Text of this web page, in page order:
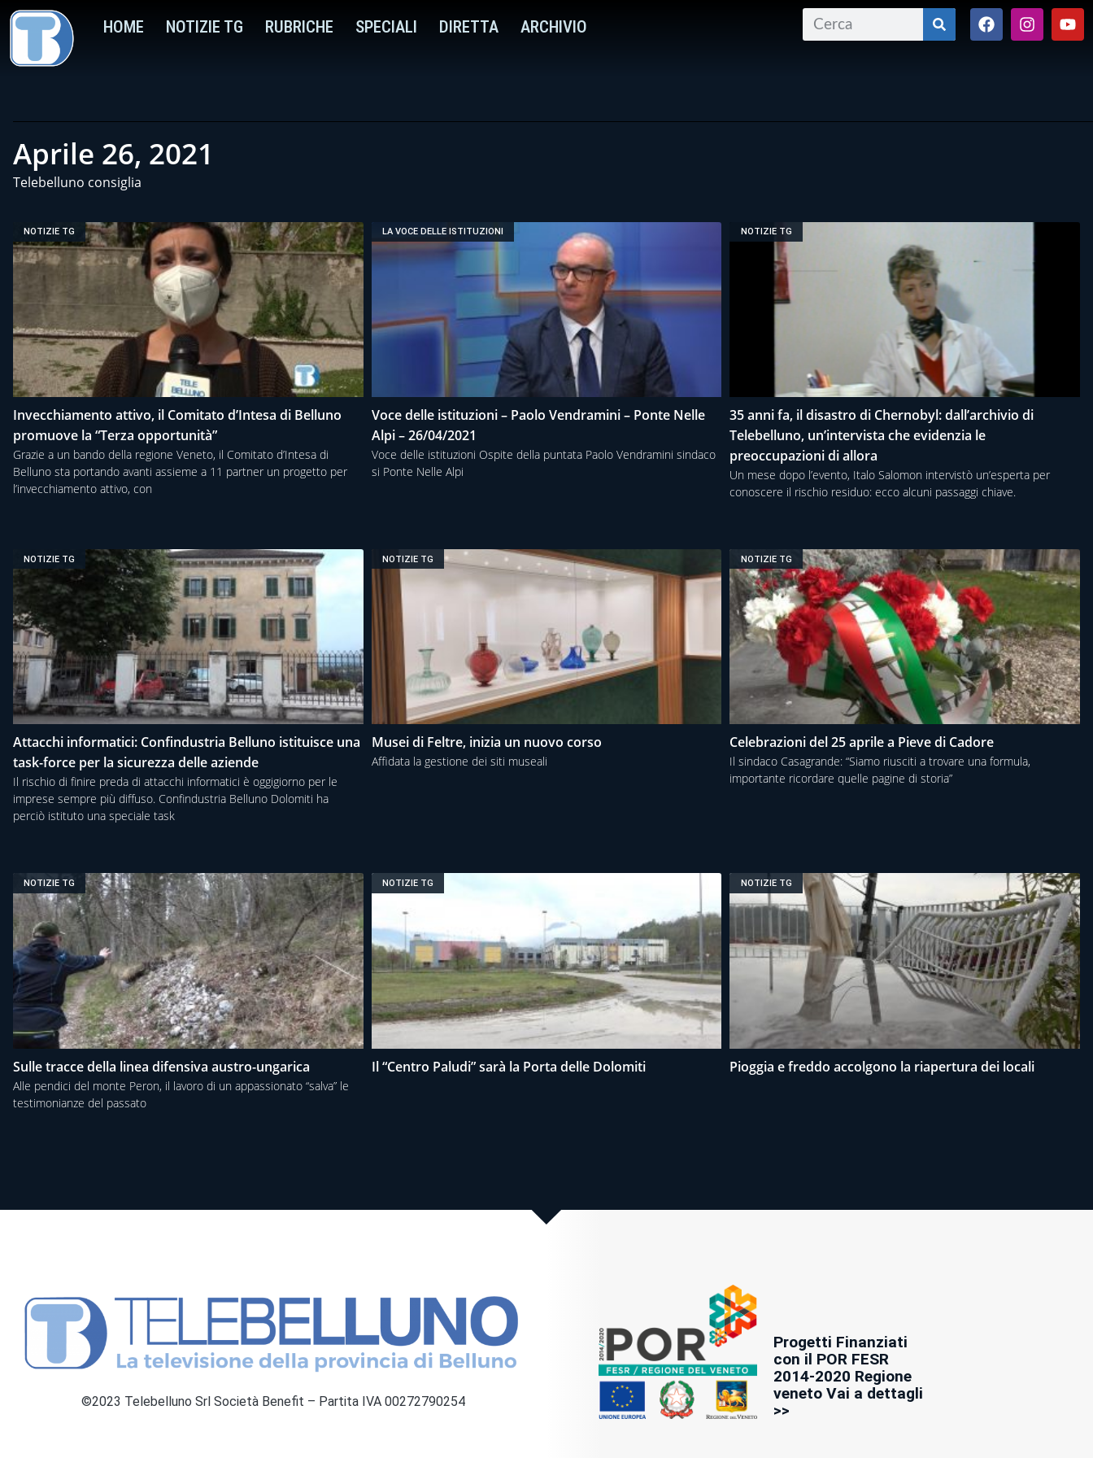
HOME NOTIZIE TG RUBRICHE SPECIALI DIRETTA ARCHIVIO
Aprile 26, 2021
Telebelluno consiglia
NOTIZIE TG
Invecchiamento attivo, il Comitato d’Intesa di Belluno
promuove la “Terza opportunità”
Grazie a un bando della regione Veneto, il Comitato d’Intesa di
Belluno sta portando avanti assieme a 11 partner un progetto per
l’invecchiamento attivo, con
LA VOCE DELLE ISTITUZIONI
Voce delle istituzioni – Paolo Vendramini – Ponte Nelle
Alpi – 26/04/2021
Voce delle istituzioni Ospite della puntata Paolo Vendramini sindaco
si Ponte Nelle Alpi
NOTIZIE TG
35 anni fa, il disastro di Chernobyl: dall’archivio di
Telebelluno, un’intervista che evidenzia le
preoccupazioni di allora
Un mese dopo l’evento, Italo Salomon intervistò un’esperta per
conoscere il rischio residuo: ecco alcuni passaggi chiave.
NOTIZIE TG
Attacchi informatici: Confindustria Belluno istituisce una
task-force per la sicurezza delle aziende
Il rischio di finire preda di attacchi informatici è oggigiorno per le
imprese sempre più diffuso. Confindustria Belluno Dolomiti ha
perciò istituto una speciale task
NOTIZIE TG
Musei di Feltre, inizia un nuovo corso
Affidata la gestione dei siti museali
NOTIZIE TG
Celebrazioni del 25 aprile a Pieve di Cadore
Il sindaco Casagrande: “Siamo riusciti a trovare una formula,
importante ricordare quelle pagine di storia”
NOTIZIE TG
Sulle tracce della linea difensiva austro-ungarica
Alle pendici del monte Peron, il lavoro di un appassionato “salva” le
testimonianze del passato
NOTIZIE TG
Il “Centro Paludi” sarà la Porta delle Dolomiti
NOTIZIE TG
Pioggia e freddo accolgono la riapertura dei locali
©2023 Telebelluno Srl Società Benefit – Partita IVA 00272790254
Progetti Finanziati
con il POR FESR
2014-2020 Regione
veneto Vai a dettagli
>>